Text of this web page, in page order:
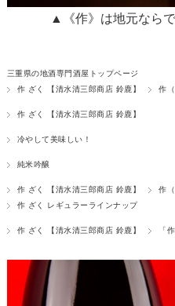
▲《作》は地元なら
三重県の地酒専門酒屋トップページ
作 ざく 【清水清三郎商店 鈴鹿】
作（
作 ざく 【清水清三郎商店 鈴鹿】
冷やして美味しい！
純米吟醸
作 ざく 【清水清三郎商店 鈴鹿】
作（
作 ざく レギュラーラインナップ
作 ざく 【清水清三郎商店 鈴鹿】 「